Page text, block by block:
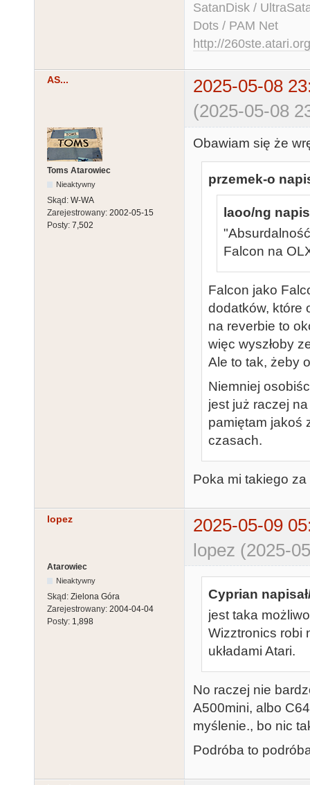
SatanDisk /
Dots / PAM Net
http://260ste.atari.org
AS...
2025-05-08
(2025-05-08
Toms Atarowiec
Nieaktywny
Skąd: W-WA
Zarejestrowany: 2002-05-15
Posty: 7,502
Obawiam się że
przemek-o
laoo/ng
Falcon na
Falcon jako
dodatków, które
na reverbie to
więc wyszłoby
Ale to tak, żeby
Niemniej
jest już raczej
pamiętam jakoś
czasach.
Poka mi takiego
lopez
2025-05-09
lopez (2025-
Atarowiec
Nieaktywny
Skąd: Zielona Góra
Zarejestrowany: 2004-04-04
Posty: 1,898
Cyprian
jest taka
Wizztronics robi
układami Atari.
No raczej nie
A500mini, albo
myślenie., bo nic
Podróba to